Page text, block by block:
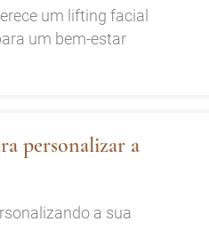
um lifting facial
um bem-estar
personalizar a
a sua